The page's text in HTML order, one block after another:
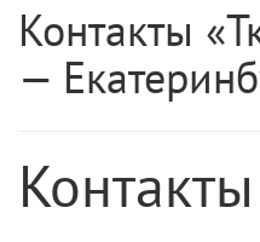
Контакты
—
Контакты